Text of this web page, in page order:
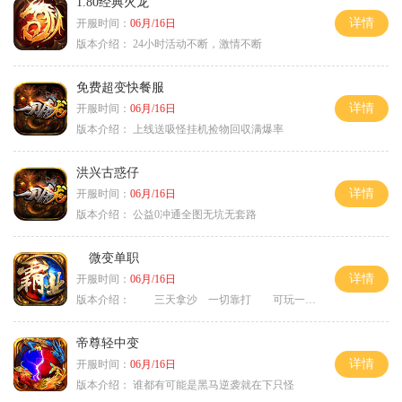
开服时间： 06月/16日
版本介绍： 24小时活动不断，激情不断
详情
免费超变快餐服
开服时间： 06月/16日
版本介绍：
上线送吸怪挂机捡物回収满爆率
详情
洪兴古惑仔
开服时间： 06月/16日
版本介绍： 公益0冲通全图无坑无套路
详情
微变单职
开服时间： 06月/16日
版本介绍：
三天拿沙 一切靠打 可玩一年
详情
帝尊轻中变
开服时间： 06月/16日
版本介绍： 谁都有可能是黑马逆袭就在下只怪
详情